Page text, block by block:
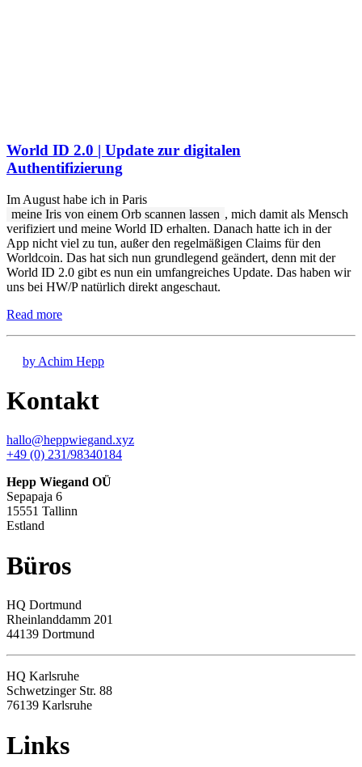
World ID 2.0 | Update zur digitalen
Authentifizierung
Im August habe ich in Paris
meine Iris von einem Orb scannen lassen , mich damit als Mensch
verifiziert und meine World ID erhalten. Danach hatte ich in der
App nicht viel zu tun, außer den regelmäßigen Claims für den
Worldcoin. Das hat sich nun grundlegend geändert, denn mit der
World ID 2.0 gibt es nun ein umfangreiches Update. Das haben wir
uns bei HW/P natürlich direkt angeschaut.
Read more
by Achim Hepp
Kontakt
hallo@heppwiegand.xyz
+49 (0) 231/98340184
Hepp Wiegand OÜ
Sepapaja 6
15551 Tallinn
Estland
Büros
HQ Dortmund
Rheinlanddamm 201
44139 Dortmund
HQ Karlsruhe
Schwetzinger Str. 88
76139 Karlsruhe
Links